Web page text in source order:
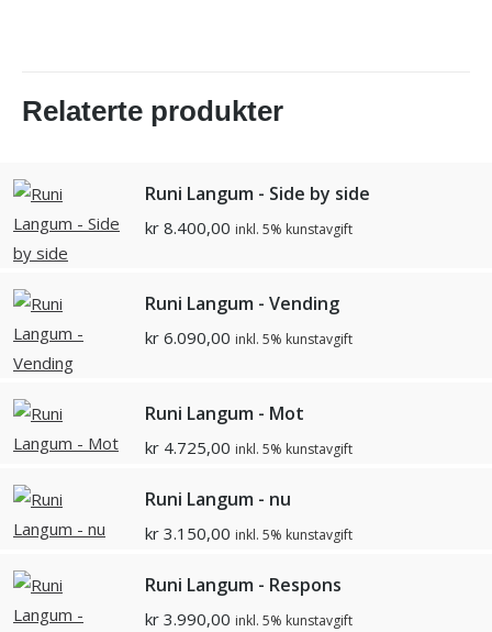
Relaterte produkter
Runi Langum - Side by side
kr 8.400,00 inkl. 5% kunstavgift
Runi Langum - Vending
kr 6.090,00 inkl. 5% kunstavgift
Runi Langum - Mot
kr 4.725,00 inkl. 5% kunstavgift
Runi Langum - nu
kr 3.150,00 inkl. 5% kunstavgift
Runi Langum - Respons
kr 3.990,00 inkl. 5% kunstavgift